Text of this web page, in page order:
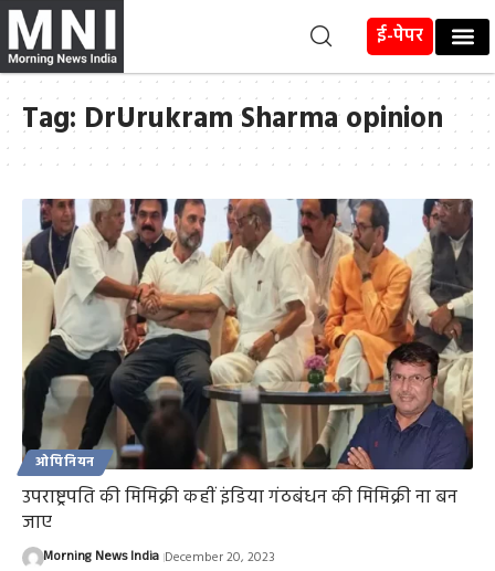
ई-पेपर
Tag: DrUrukram Sharma opinion
ओपिनियन
उपराष्ट्रपति की मिमिक्री कहीं इंडिया गंठबंधन की मिमिक्री ना बन
जाए
Morning News India December 20, 2023